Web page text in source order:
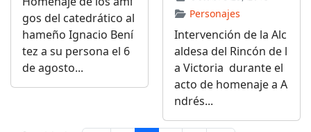
gos del catedrático al
hameño Ignacio Bení
tez a su persona el 6
de agosto...
Personajes
Intervención de la Alc
aldesa del Rincón de l
a Victoria durante el
acto de homenaje a A
ndrés...